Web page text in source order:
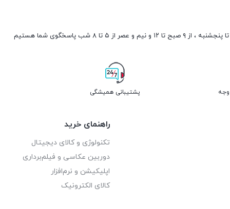
تا ۱۲ و نیم و عصر از ۵ تا ۸ شب پاسخگوی شما هستیم
پشتیبانی همیشگی
راهنمای خرید
تکنولوژی و کالای دیجیتال
دوربین عکاسی و فیلم‌برداری
اپلیکیشن و نرم‌افزار
کالای الکترونیک